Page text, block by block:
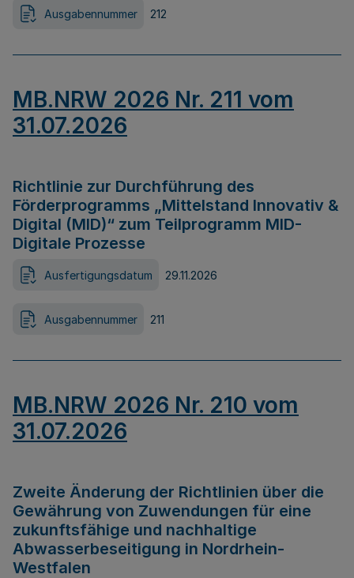
Ausgabennummer 212
MB.NRW 2026 Nr. 211 vom
31.07.2026
Richtlinie zur Durchführung des
Förderprogramms „Mittelstand Innovativ &
Digital (MID)“ zum Teilprogramm MID-
Digitale Prozesse
Ausfertigungsdatum 29.11.2026
Ausgabennummer 211
MB.NRW 2026 Nr. 210 vom
31.07.2026
Zweite Änderung der Richtlinien über die
Gewährung von Zuwendungen für eine
zukunftsfähige und nachhaltige
Abwasserbeseitigung in Nordrhein-
Westfalen